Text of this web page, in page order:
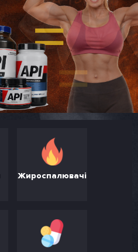
Жироспалювачі